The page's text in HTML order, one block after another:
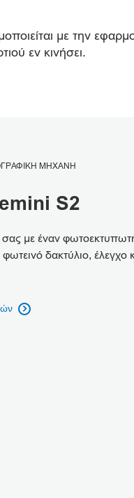
με την
εν κινήσει.
ΜΗΧΑΝΗ
S2
σας με έναν
φωτεινό δακτύλιο,
